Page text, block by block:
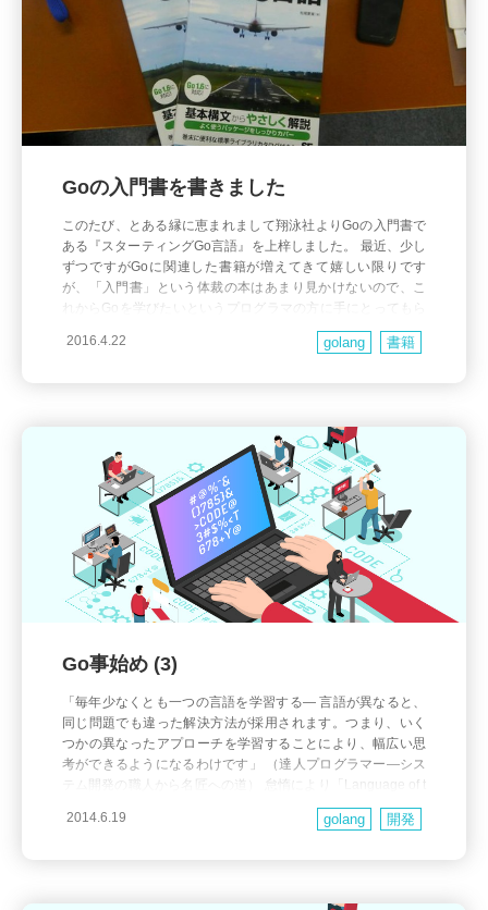
Goの入門書を書きました
このたび、とある縁に恵まれまして翔泳社よりGoの入門書で
ある『スターティングGo言語』を上梓しました。 最近、少し
ずつですがGoに関連した書籍が増えてきて嬉しい限りです
が、「入門書」という体裁の本はあまり見かけないので、こ
れからGoを学びたいというプログラマの方に手にとってもら
えると嬉しいですね。2016年初頭にリリースされた最新のGo
1.6に対応しているところがポイントでしょうか。 ま
2016.4.22 書籍
golang
Go事始め (3)
「毎年少なくとも一つの言語を学習する― 言語が異なると、
同じ問題でも違った解決方法が採用されます。つまり、いく
つかの異なったアプローチを学習することにより、幅広い思
考ができるようになるわけです」 （達人プログラマー―シス
テム開発の職人から名匠への道） 怠惰により「Language of t
he Year」といったペースは果たせていませんが、それでも複
数の言語を学ぶ効力はそれなりに知っているつもり
2014.6.19 開発
golang